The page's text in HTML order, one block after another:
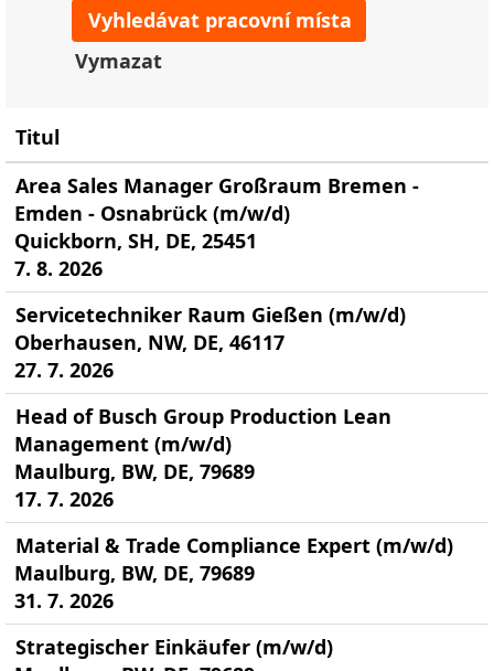
Vymazat
Titul
Area Sales Manager Großraum Bremen -
Emden - Osnabrück (m/w/d)
Quickborn, SH, DE, 25451
7. 8. 2026
Servicetechniker Raum Gießen (m/w/d)
Oberhausen, NW, DE, 46117
27. 7. 2026
Head of Busch Group Production Lean
Management (m/w/d)
Maulburg, BW, DE, 79689
17. 7. 2026
Material & Trade Compliance Expert (m/w/d)
Maulburg, BW, DE, 79689
31. 7. 2026
Strategischer Einkäufer (m/w/d)